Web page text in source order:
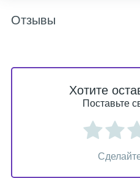
Отзывы
Хотите
Поставьте